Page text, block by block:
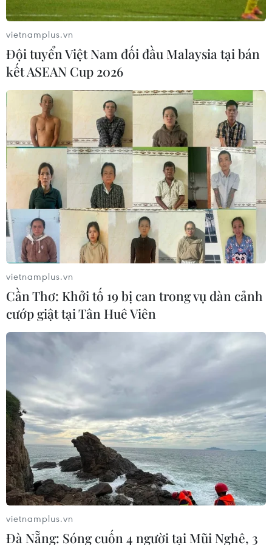
Việt Nam khẳng định vị
thế tại triển lãm thương
mại quốc tế của Ấn Độ
07/08/2026 23:08
Ngân hàng Trung ương
Trung Quốc mua thêm 20
tấn vàng trong tháng 7
07/08/2026 15:21
Chuyên gia quốc tế đánh
giá tích cực về tiền đồng
của Việt Nam
07/08/2026 12:46
Phép thử sức chống chịu
của kinh tế ASEAN
Thuế polysilicon: Doanh
nghiệp Hàn Quốc tại Mỹ có
lợi thế
07/08/2026 12:17
Malaysia: Đi từ thế mạnh
sẵn có lên nấc thang giá trị
cao
07/08/2026 11:51
vietnamplus.vn
Đội tuyển Việt Nam đối đầu Malaysia tại bán
kết ASEAN Cup 2026
vietnamplus.vn
Cần Thơ: Khởi tố 19 bị can trong vụ dàn cảnh
cướp giật tại Tân Huê Viên
vietnamplus.vn
Đà Nẵng: Sóng cuốn 4 người tại Mũi Nghê, 3